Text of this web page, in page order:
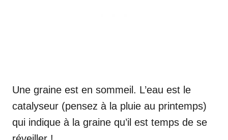
Une graine est en sommeil. L’eau est le
catalyseur (pensez à la pluie au printemps)
qui indique à la graine qu’il est temps de se